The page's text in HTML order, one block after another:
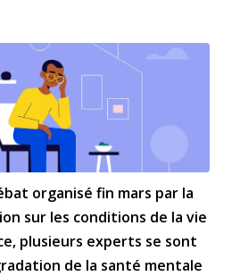
organisé fin mars par la
sur les conditions de la vie
plusieurs experts se sont
de la santé mentale